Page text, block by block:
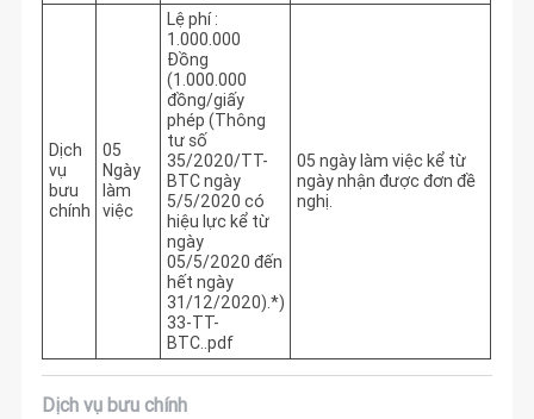
Dịch
vụ
bưu
chính
05
Ngày
làm
việc
Lệ phí :
1.000.000
Đồng
(1.000.000
đồng/giấy
phép (Thông
tư số
35/2020/TT-
BTC ngày
5/5/2020 có
hiệu lực kể từ
ngày
05/5/2020 đến
hết ngày
31/12/2020).*)
33-TT-
BTC..pdf
05 ngày làm việc kể từ
ngày nhận được đơn đề
nghị.
Dịch vụ bưu chính